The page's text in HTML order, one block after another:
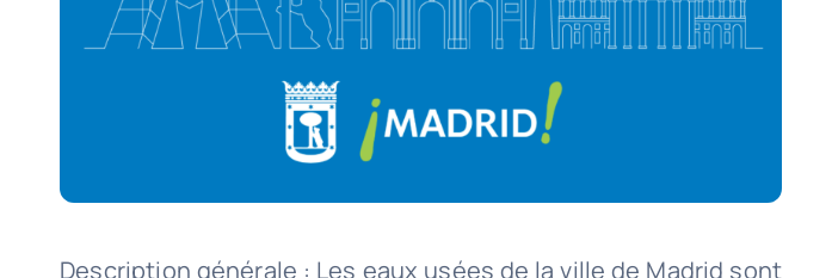
Description générale : Les eaux usées de la ville de Madrid sont